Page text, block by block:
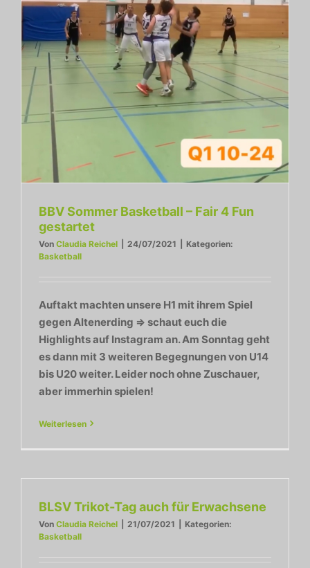
BBV Sommer Basketball – Fair 4 Fun
gestartet
Von Claudia Reichel 24/07/2021
Kategorien:
Basketball
Auftakt machten unsere H1 mit ihrem Spiel
gegen Altenerding => schaut euch die
Highlights auf Instagram an. Am Sonntag geht
es dann mit 3 weiteren Begegnungen von U14
bis U20 weiter. Leider noch ohne Zuschauer,
aber immerhin spielen!
Weiterlesen
BLSV Trikot-Tag auch für Erwachsene
Von Claudia Reichel 21/07/2021
Kategorien:
Basketball